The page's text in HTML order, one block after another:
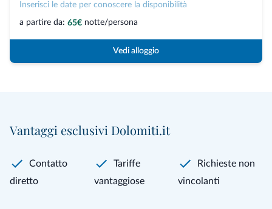
Inserisci le date per conoscere la disponibilità
a partire da: 65€ notte/persona
Vedi alloggio
Vantaggi esclusivi Dolomiti.it
Contatto
diretto
Tariffe
vantaggiose
Richieste non
vincolanti